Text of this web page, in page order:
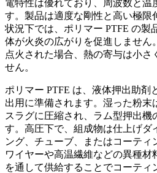
電特性は優れており、周波数と温
す。製品は適度な剛性と高い極限
状況下では、ポリマー PTFE の製
体が火炎の広がりを促進しません
点火された場合、熱の寄与は小さ
せん。
ポリマー PTFE は、液体押出助剤
出用に準備されます。湿った粉末
スラグに圧縮され、ラム型押出機
す。高圧下で、組成物は仕上げダ
ング、チューブ、またはコーティ
ワイヤーや高温繊維などの異種材
を通して供給することでコーティ